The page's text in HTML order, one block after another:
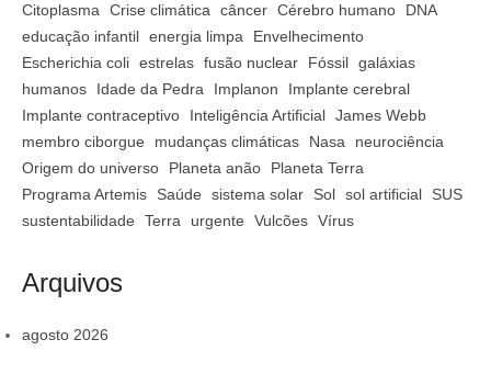
Citoplasma
Crise climática câncer Cérebro humano
DNA
educação infantil energia limpa
Envelhecimento
Escherichia coli estrelas fusão nuclear Fóssil galáxias
humanos
Idade da Pedra Implanon
Implante cerebral
Implante contraceptivo
Inteligência Artificial James Webb
membro ciborgue
mudanças climáticas Nasa
neurociência
Origem do universo
Planeta anão
Planeta Terra
Programa Artemis
Saúde sistema solar Sol sol artificial
SUS
sustentabilidade
Terra urgente Vulcões Vírus
Arquivos
agosto 2026